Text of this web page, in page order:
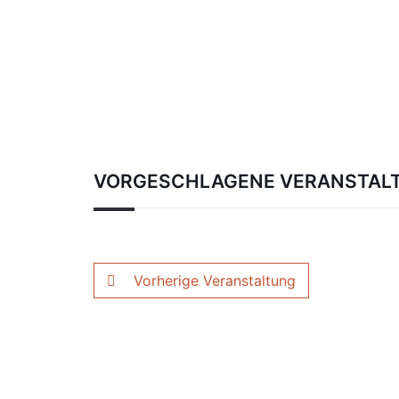
VORGESCHLAGENE
Vorherige Veranstaltung